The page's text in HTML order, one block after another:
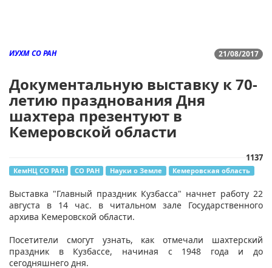
21/08/2017
ИУХМ СО РАН
Документальную выставку к 70-
летию празднования Дня
шахтера презентуют в
Кемеровской области
1137
КемНЦ СО РАН СО РАН Науки о Земле Кемеровская область
Выставка "Главный праздник Кузбасса" начнет работу 22
августа в 14 час. в читальном зале Государственного
архива Кемеровской области.
Посетители смогут узнать, как отмечали шахтерский
праздник в Кузбассе, начиная с 1948 года и до
сегодняшнего дня.